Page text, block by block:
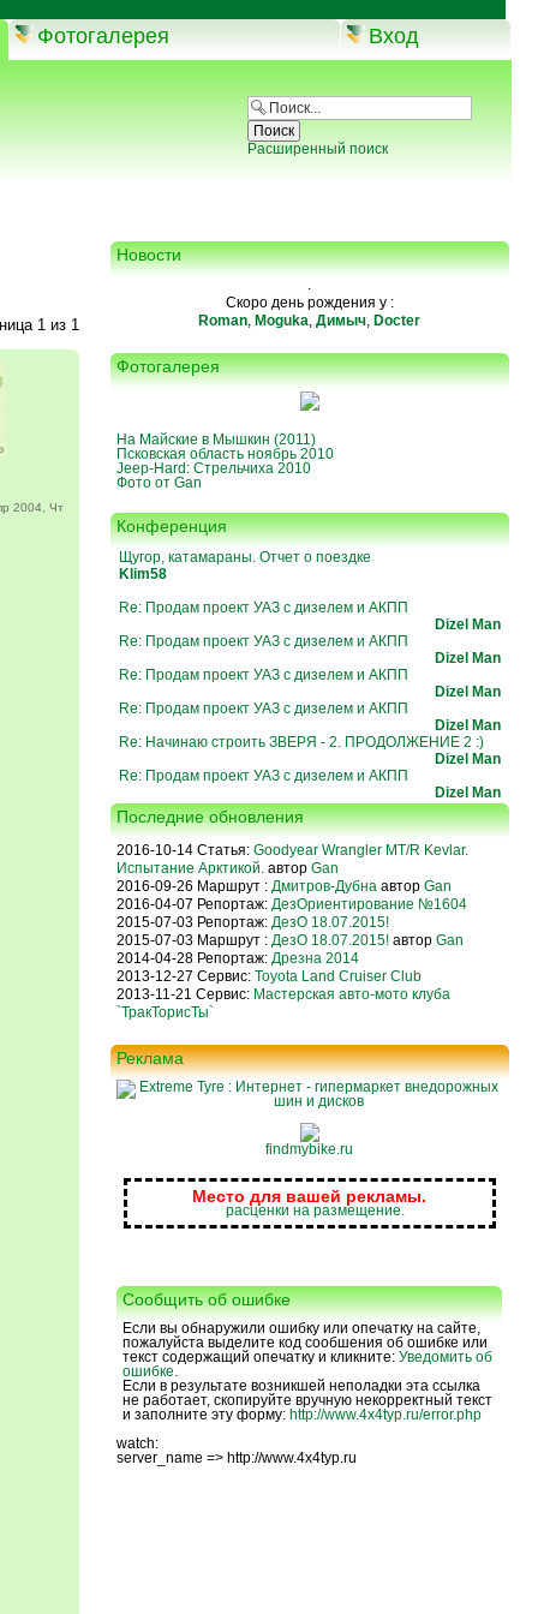
Фотогалерея Вход
Расширенный поиск
1из 1
2004, Чт
Новости
.
Скоро день рождения у :
Roman, Moguka,Димыч, Docter
Фотогалерея
На Майские в Мышкин (2011)
Псковская область ноябрь 2010
Jeep-Hard: Стрельчиха 2010
Фото от Gan
Конференция
Щугор, катамараны. Отчет о поездке
Klim58
Re: Продам проект УАЗ с дизелем и АКПП
Dizel Man
Re: Продам проект УАЗ с дизелем и АКПП
Dizel Man
Re: Продам проект УАЗ с дизелем и АКПП
Dizel Man
Re: Продам проект УАЗ с дизелем и АКПП
Dizel Man
Re: Начинаю строить ЗВЕРЯ - 2. ПРОДОЛЖЕНИЕ 2 :)
Dizel Man
Re: Продам проект УАЗ с дизелем и АКПП
Dizel Man
Последние обновления
2016-10-14 Статья: Goodyear Wrangler MT/R Kevlar.
Испытание Арктикой.автор Gan
2016-09-26 Маршрут : Дмитров-Дубнаавтор Gan
2016-04-07 Репортаж: ДезОриентирование №1604
2015-07-03 Репортаж: ДезО 18.07.2015!
2015-07-03 Маршрут : ДезО 18.07.2015! автор Gan
2014-04-28 Репортаж: Дрезна 2014
2013-12-27 Сервис: Toyota Land Cruiser Club
2013-11-21 Сервис: Мастерская авто-мото клуба
`ТракТорисТы`
Реклама
findmybike.ru
Место для вашей рекламы.
расценки на размещение.
Сообщить об ошибке
Если вы обнаружили ошибку или опечатку на сайте,
пожалуйста выделите код сообшения об ошибке или
текст содержащий опечатку и кликните: Уведомить об
ошибке.
Если в результате возникшей неполадки эта ссылка
не работает, скопируйте вручную некорректный текст
и заполните эту форму: http://www.4x4typ.ru/error.php
watch:
server_name => http://www.4x4typ.ru